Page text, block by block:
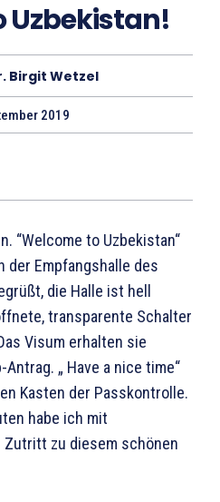
Uzbekistan!
Birgit Wetzel
2019
“Welcome to Uzbekistan“
der Empfangshalle des
die Halle ist hell
transparente Schalter
Visum erhalten sie
„ Have a nice time“
Kasten der Passkontrolle.
habe ich mit
zu diesem schönen